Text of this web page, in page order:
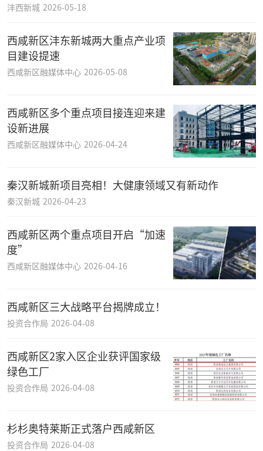
沣西新城 2026-05-18
西咸新区沣东新城两大重点产业项
目建设提速
西咸新区融媒体中心 2026-05-08
西咸新区多个重点项目接连迎来建
设新进展
西咸新区融媒体中心 2026-04-24
秦汉新城新项目亮相！大健康领域又有新动作
秦汉新城 2026-04-23
西咸新区两个重点项目开启“加速
度”
西咸新区融媒体中心 2026-04-16
西咸新区三大战略平台揭牌成立！
投资合作局 2026-04-08
西咸新区2家入区企业获评国家级
绿色工厂
投资合作局 2026-04-08
杉杉奥特莱斯正式落户西咸新区
投资合作局 2026-04-08